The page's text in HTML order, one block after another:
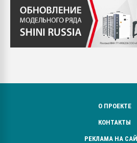
О ПРОЕКТЕ
КОНТАКТЫ
РЕКЛАМА НА